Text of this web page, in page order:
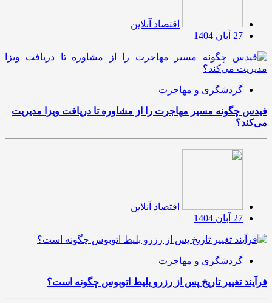
اقتصاد آنلاین
27 آبان 1404
گردشگری و مهاجرت
فیدس چگونه مسیر مهاجرت را از مشاوره تا دریافت ویزا مدیریت
می‌کند؟
اقتصاد آنلاین
27 آبان 1404
گردشگری و مهاجرت
فرآیند تغییر تاریخ پس از رزرو بلیط اتوبوس چگونه است؟